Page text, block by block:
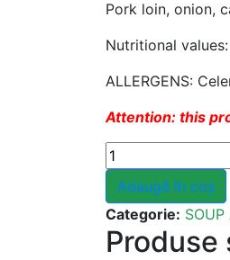
Pork loin, onion,
Nutritional
ALLERGENS:
Attention: this
Cantitate
Meatball
soup
Adaugă în coș
Categorie:
Produse